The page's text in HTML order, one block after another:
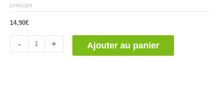
EFFACER
14,90€
- + Ajouter au panier